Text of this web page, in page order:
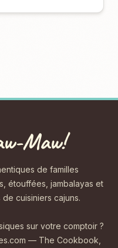
Maw!
de familles
étouffées, jambalayas et
cuisiniers cajuns.
sur votre comptoir ?
— The Cookbook,